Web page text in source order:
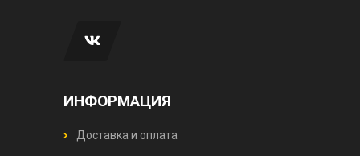
ИНФОРМАЦИЯ
Доставка и оплата